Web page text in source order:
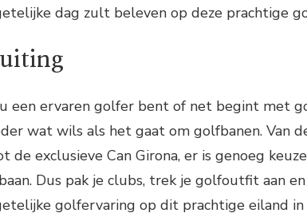
dag zult beleven op deze prachtige
een ervaren golfer bent of net begint met
wat wils als het gaat om golfbanen. Van
de exclusieve Can Girona, er is genoeg
Dus pak je clubs, trek je golfoutfit aan
golfervaring op dit prachtige eiland